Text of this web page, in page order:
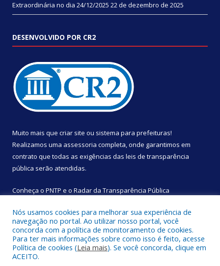
Extraordinária no dia 24/12/2025 22 de dezembro de 2025
DESENVOLVIDO POR CR2
Muito mais que criar site ou sistema para prefeituras!
Realizamos uma assessoria completa, onde garantimos em
contrato que todas as exigências das leis de transparência
pública serão atendidas.
Conheça o PNTP e o Radar da Transparência Pública
Todos os direitos reservados a Câmara Municipal de São
Sebastião da Boa Vista.
Nós usamos cookies para melhorar sua experiência de
navegação no portal. Ao utilizar nosso portal, você
concorda com a política de monitoramento de cookies.
Para ter mais informações sobre como isso é feito, acesse
Política de cookies (Leia mais). Se você concorda, clique em
ACEITO.